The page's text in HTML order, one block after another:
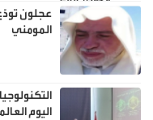
عجلون
المومني
اليوم